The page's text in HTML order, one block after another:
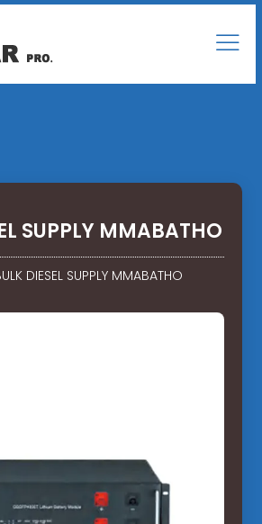
SUPPLY MMABATHO
DIESEL SUPPLY MMABATHO